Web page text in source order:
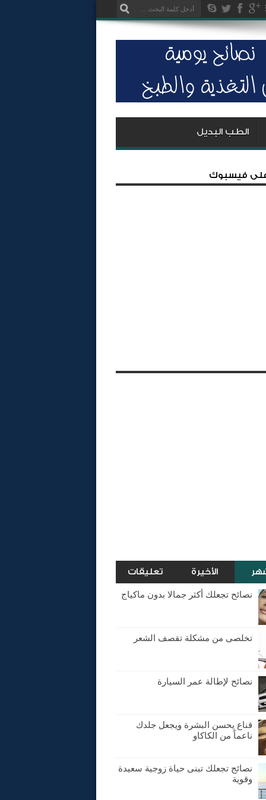
الطب البديل
على فيسبوك
الأخيرة تعليقات
نصائح تجعلك أكثر جمالا بدون ماكياج
تخلصى من مشكلة تقصف الشعر
نصائح لإطالة عمر السيارة
قناع يحسن البشرة ويجعل جلدك
ناعماً من الكاكاو
نصائج تجعلك تبنى حياة زوجية سعيدة
وقوية